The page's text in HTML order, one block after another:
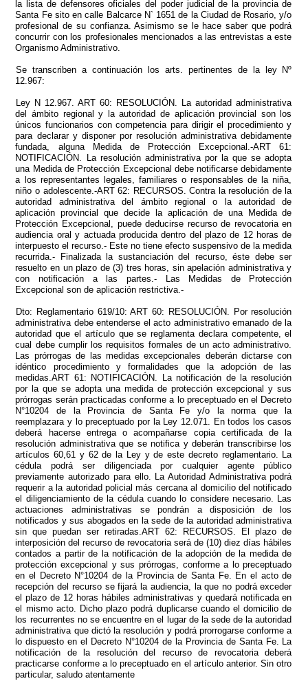
la lista de defensores oficiales del poder judicial de la provincia de
Santa Fe sito en calle Balcarce N` 1651 de la Ciudad de Rosario, y/o
profesional de su confianza. Asimismo se le hace saber que podrá
concurrir con los profesionales mencionados a las entrevistas a este
Organismo Administrativo.
Se transcriben a continuación los arts. pertinentes de la ley Nº
12.967:
Ley N 12.967. ART 60: RESOLUCIÓN. La autoridad administrativa
del ámbito regional y la autoridad de aplicación provincial son los
únicos funcionarios con competencia para dirigir el procedimiento y
para declarar y disponer por resolución administrativa debidamente
fundada, alguna Medida de Protección Excepcional.-ART 61:
NOTIFICACIÓN. La resolución administrativa por la que se adopta
una Medida de Protección Excepcional debe notificarse debidamente
a los representantes legales, familiares o responsables de la niña,
niño o adolescente.-ART 62: RECURSOS. Contra la resolución de la
autoridad administrativa del ámbito regional o la autoridad de
aplicación provincial que decide la aplicación de una Medida de
Protección Excepcional, puede deducirse recurso de revocatoria en
audiencia oral y actuada producida dentro del plazo de 12 horas de
interpuesto el recurso.- Este no tiene efecto suspensivo de la medida
recurrida.- Finalizada la sustanciación del recurso, éste debe ser
resuelto en un plazo de (3) tres horas, sin apelación administrativa y
con notificación a las partes.- Las Medidas de Protección
Excepcional son de aplicación restrictiva.-
Dto: Reglamentario 619/10: ART 60: RESOLUCIÓN. Por resolución
administrativa debe entenderse el acto administrativo emanado de la
autoridad que el artículo que se reglamenta declara competente, el
cual debe cumplir los requisitos formales de un acto administrativo.
Las prórrogas de las medidas excepcionales deberán dictarse con
idéntico procedimiento y formalidades que la adopción de las
medidas.ART 61: NOTIFICACIÓN. La notificación de la resolución
por la que se adopta una medida de protección excepcional y sus
prórrogas serán practicadas conforme a lo preceptuado en el Decreto
N°10204 de la Provincia de Santa Fe y/o la norma que la
reemplazara y lo preceptuado por la Ley 12.071. En todos los casos
deberá hacerse entrega o acompañarse copia certificada de la
resolución administrativa que se notifica y deberán transcribirse los
artículos 60,61 y 62 de la Ley y de este decreto reglamentario. La
cédula podrá ser diligenciada por cualquier agente público
previamente autorizado para ello. La Autoridad Administrativa podrá
requerir a la autoridad policial más cercana al domicilio del notificado
el diligenciamiento de la cédula cuando lo considere necesario. Las
actuaciones administrativas se pondrán a disposición de los
notificados y sus abogados en la sede de la autoridad administrativa
sin que puedan ser retiradas.ART 62: RECURSOS. El plazo de
interposición del recurso de revocatoria será de (10) diez días hábiles
contados a partir de la notificación de la adopción de la medida de
protección excepcional y sus prórrogas, conforme a lo preceptuado
en el Decreto N°10204 de la Provincia de Santa Fe. En el acto de
recepción del recurso se fijará la audiencia, la que no podrá exceder
el plazo de 12 horas hábiles administrativas y quedará notificada en
el mismo acto. Dicho plazo podrá duplicarse cuando el domicilio de
los recurrentes no se encuentre en el lugar de la sede de la autoridad
administrativa que dictó la resolución y podrá prorrogarse conforme a
lo dispuesto en el Decreto N°10204 de la Provincia de Santa Fe. La
notificación de la resolución del recurso de revocatoria deberá
practicarse conforme a lo preceptuado en el artículo anterior. Sin otro
particular, saludo atentamente